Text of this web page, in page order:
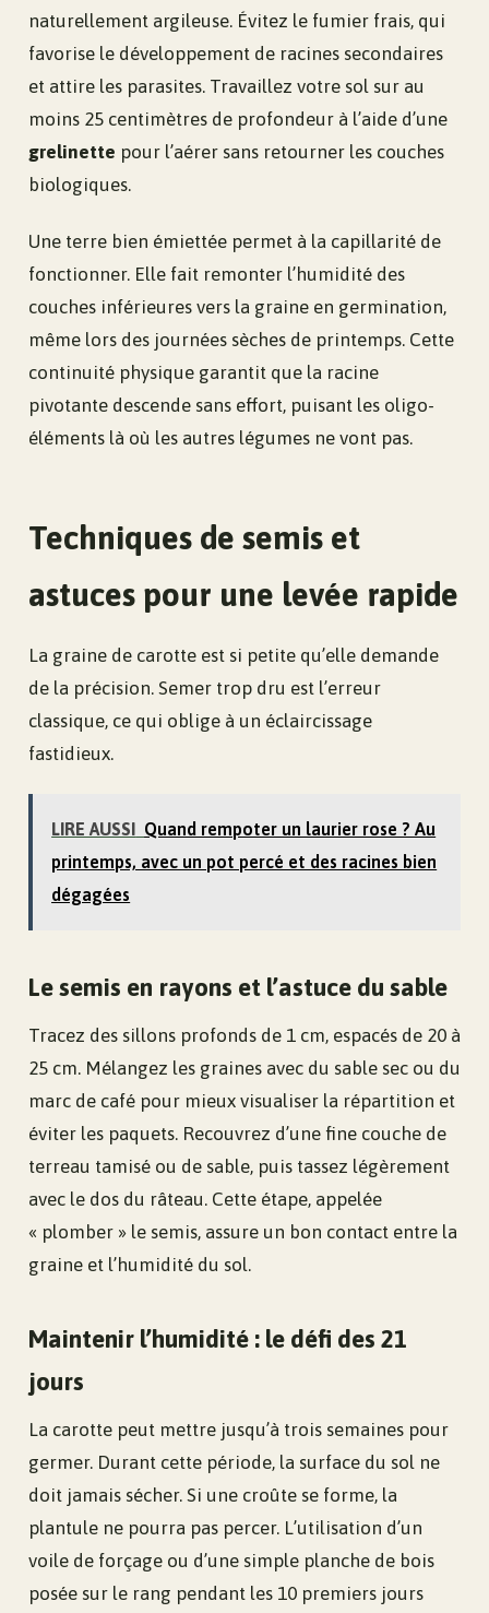
naturellement argileuse. Évitez le fumier frais, qui
favorise le développement de racines secondaires
et attire les parasites. Travaillez votre sol sur au
moins 25 centimètres de profondeur à l’aide d’une
grelinette pour l’aérer sans retourner les couches
biologiques.
Une terre bien émiettée permet à la capillarité de
fonctionner. Elle fait remonter l’humidité des
couches inférieures vers la graine en germination,
même lors des journées sèches de printemps. Cette
continuité physique garantit que la racine
pivotante descende sans effort, puisant les oligo-
éléments là où les autres légumes ne vont pas.
Techniques de semis et
astuces pour une levée rapide
La graine de carotte est si petite qu’elle demande
de la précision. Semer trop dru est l’erreur
classique, ce qui oblige à un éclaircissage
fastidieux.
LIRE AUSSI
Quand rempoter un laurier rose ? Au
printemps, avec un pot percé et des racines bien
dégagées
Le semis en rayons et l’astuce du sable
Tracez des sillons profonds de 1 cm, espacés de 20 à
25 cm. Mélangez les graines avec du sable sec ou du
marc de café pour mieux visualiser la répartition et
éviter les paquets. Recouvrez d’une fine couche de
terreau tamisé ou de sable, puis tassez légèrement
avec le dos du râteau. Cette étape, appelée
« plomber » le semis, assure un bon contact entre la
graine et l’humidité du sol.
Maintenir l’humidité : le défi des 21
jours
La carotte peut mettre jusqu’à trois semaines pour
germer. Durant cette période, la surface du sol ne
doit jamais sécher. Si une croûte se forme, la
plantule ne pourra pas percer. L’utilisation d’un
voile de forçage ou d’une simple planche de bois
posée sur le rang pendant les 10 premiers jours